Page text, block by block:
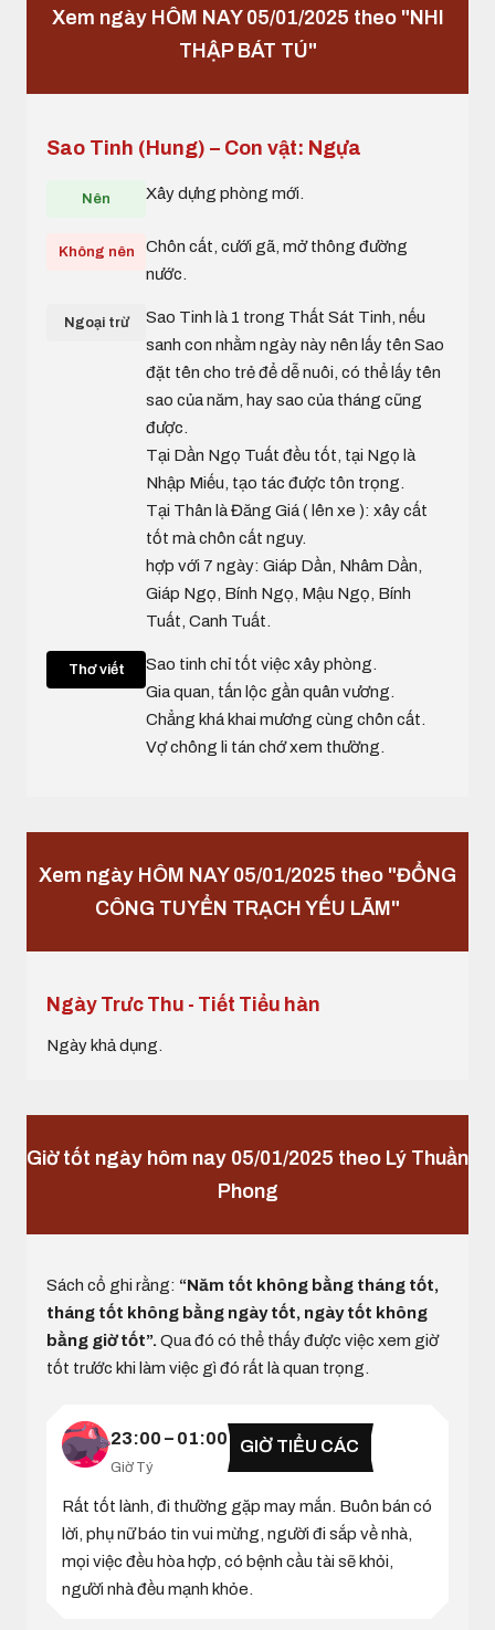
Xem ngày HÔM NAY 05/01/2025 theo "NHI
THẬP BÁT TÚ"
Sao Tinh (Hung) – Con vật: Ngựa
Nên Xây dựng phòng mới.
Không nên
Chôn cất, cưới gã, mở thông đường
nước.
Ngoại trừ
Sao Tinh là 1 trong Thất Sát Tinh, nếu
sanh con nhằm ngày này nên lấy tên Sao
đặt tên cho trẻ để dễ nuôi, có thể lấy tên
sao của năm, hay sao của tháng cũng
được.
Tại Dần Ngọ Tuất đều tốt, tại Ngọ là
Nhập Miếu, tạo tác được tôn trọng.
Tại Thân là Đăng Giá ( lên xe ): xây cất
tốt mà chôn cất nguy.
hợp với 7 ngày: Giáp Dần, Nhâm Dần,
Giáp Ngọ, Bính Ngọ, Mậu Ngọ, Bính
Tuất, Canh Tuất.
Thơ viết
Sao tinh chỉ tốt việc xây phòng.
Gia quan, tấn lộc gần quân vương.
Chẳng khá khai mương cùng chôn cất.
Vợ chông li tán chớ xem thường.
Xem ngày HÔM NAY 05/01/2025 theo "ĐỔNG
CÔNG TUYỂN TRẠCH YẾU LÃM"
Ngày Trưc Thu - Tiết Tiểu hàn
Ngày khả dụng.
Giờ tốt ngày hôm nay 05/01/2025 theo Lý Thuần
Phong
Sách cổ ghi rằng: “Năm tốt không bằng tháng tốt,
tháng tốt không bằng ngày tốt, ngày tốt không
bằng giờ tốt”. Qua đó có thể thấy được việc xem giờ
tốt trước khi làm việc gì đó rất là quan trọng.
23:00 – 01:00
Giờ Tý
GIỜ TIỂU CÁC
Rất tốt lành, đi thường gặp may mắn. Buôn bán có
lời, phụ nữ báo tin vui mừng, người đi sắp về nhà,
mọi việc đều hòa hợp, có bệnh cầu tài sẽ khỏi,
người nhà đều mạnh khỏe.